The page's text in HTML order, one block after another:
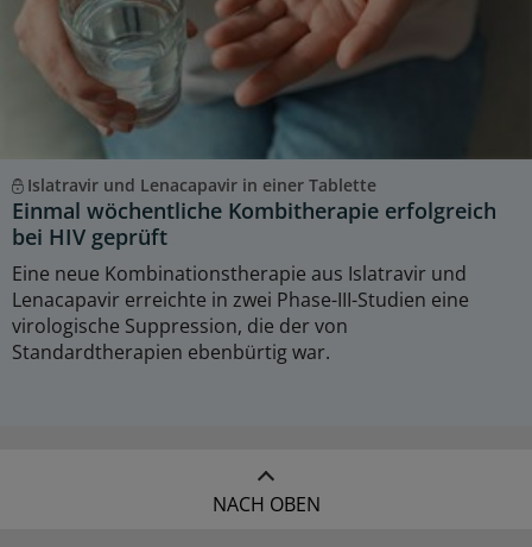
Islatravir und Lenacapavir in einer Tablette
Einmal wöchentliche Kombitherapie erfolgreich
bei HIV geprüft
Eine neue Kombinationstherapie aus Islatravir und
Lenacapavir erreichte in zwei Phase-III-Studien eine
virologische Suppression, die der von
Standardtherapien ebenbürtig war.
NACH OBEN